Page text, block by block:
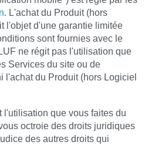
. L'achat du Produit (hors
l'objet d'une garantie limitée
sont fournies avec le
ne régit pas l'utilisation que
Services du site ou de
l'achat du Produit (hors Logiciel
l'utilisation que vous faites du
octroie des droits juridiques
des autres droits qui